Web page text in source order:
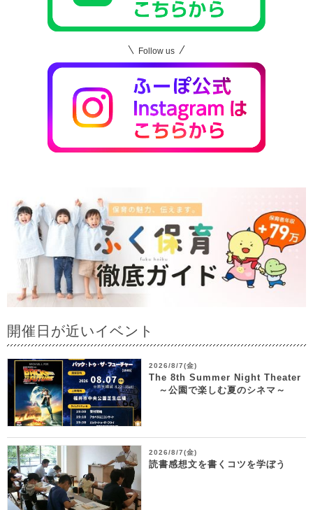
Follow us
開催日が近いイベント
2026/8/7(金)
The 8th Summer Night Theater
～公園で楽しむ夏のシネマ～
2026/8/7(金)
読書感想文を書くコツを学ぼう